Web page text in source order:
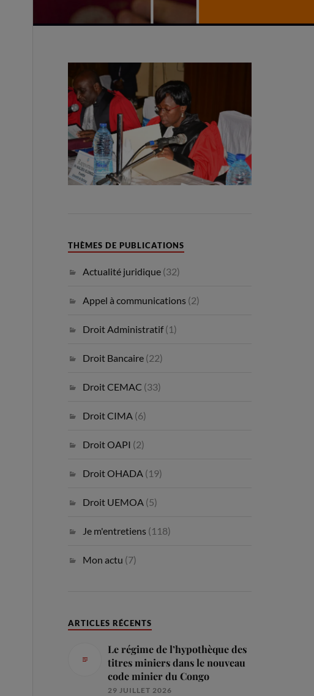
THÈMES DE PUBLICATIONS
Actualité juridique (32)
Appel à communications (2)
Droit Administratif(1)
Droit Bancaire (22)
Droit CEMAC (33)
Droit CIMA (6)
Droit OAPI (2)
Droit OHADA (19)
Droit UEMOA (5)
Je m'entretiens (118)
Mon actu (7)
ARTICLES RÉCENTS
Le régime de l’hypothèque des
titres miniers dans le nouveau
code minier du Congo
29 JUILLET 2026